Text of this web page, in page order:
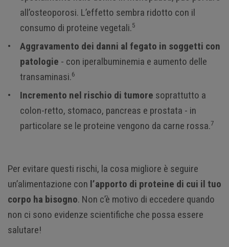
all’osteoporosi. L’effetto sembra ridotto con il
consumo di proteine vegetali.5
Aggravamento dei danni al fegato in soggetti con
patologie - con iperalbuminemia e aumento delle
transaminasi.6
Incremento nel rischio di tumore soprattutto a
colon-retto, stomaco, pancreas e prostata - in
particolare se le proteine vengono da carne rossa.7
Per evitare questi rischi, la cosa migliore è seguire
un’alimentazione con l’apporto di proteine di cui il tuo
corpo ha bisogno. Non c’è motivo di eccedere quando
non ci sono evidenze scientifiche che possa essere
salutare!